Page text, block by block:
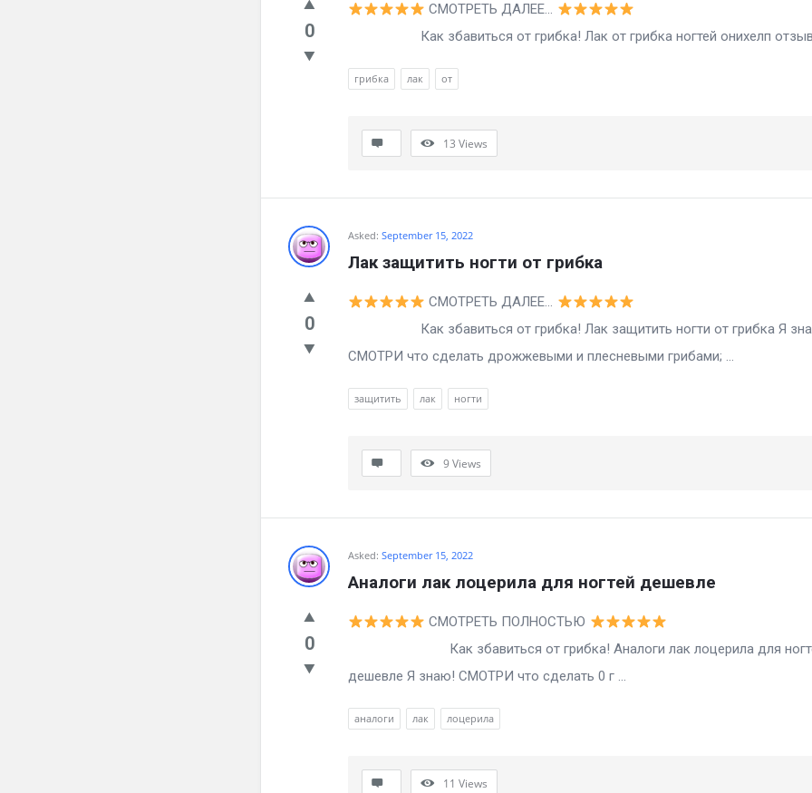
0
СМОТРЕТЬ ДАЛЕЕ…
Как збавиться от грибка! Лак от грибка ногтей онихелп
грибка лак от
13 Views
Asked: September 15, 2022
Лак защитить ногти от грибка
0
СМОТРЕТЬ ДАЛЕЕ…
Как збавиться от грибка! Лак защитить ногти от грибка Я
СМОТРИ что сделать дрожжевыми и плесневыми грибами; ...
защитить лак ногти
9Views
Asked: September 15, 2022
Аналоги лак лоцерила для ногтей дешевле
0
СМОТРЕТЬ ПОЛНОСТЬЮ
Как збавиться от грибка! Аналоги лак лоцерила для
дешевле Я знаю! СМОТРИ что сделать 0 г ...
аналоги лак лоцерила
11 Views